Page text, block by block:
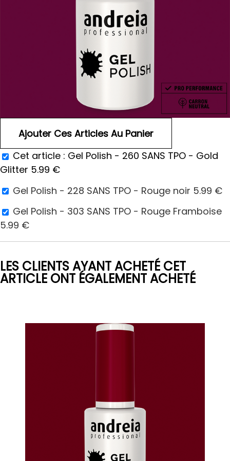
Cet article : Gel Polish - 260 SANS TPO - Gold
Glitter 5.99 €
Gel Polish - 228 SANS TPO - Rouge noir 5.99 €
Gel Polish - 303 SANS TPO - Rouge Framboise
5.99 €
LES CLIENTS AYANT ACHETÉ CET
ARTICLE ONT ÉGALEMENT ACHETÉ